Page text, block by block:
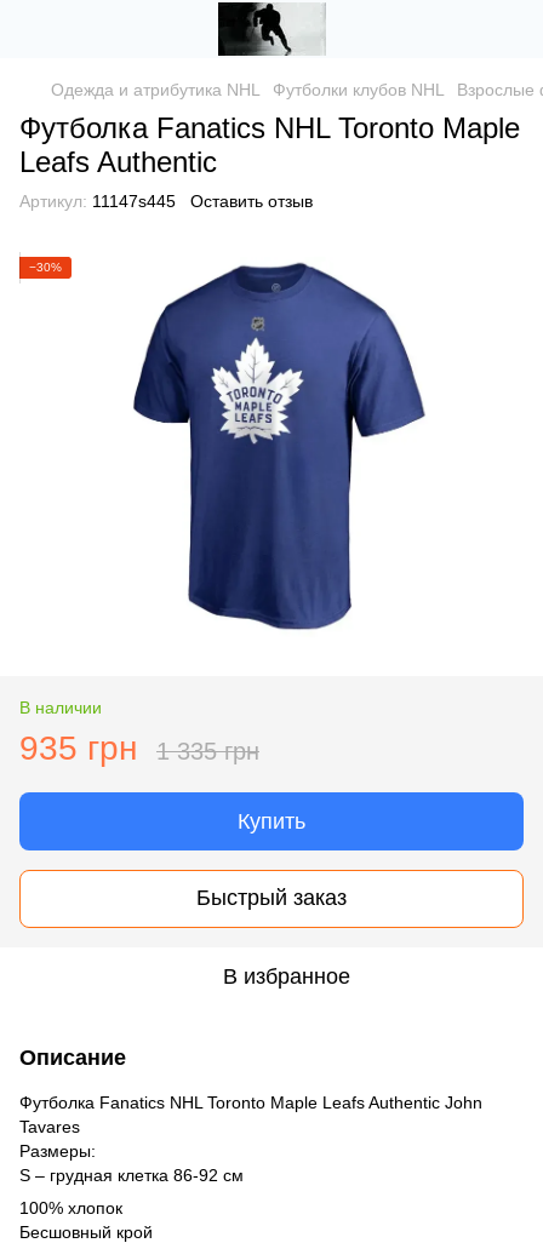
Одежда и атрибутика NHL Футболки клубов NHL Взрослые
Футболка Fanatics NHL Toronto Maple
Leafs Authentic
Артикул: 11147s445 Оставить отзыв
−30%
В наличии
935 грн 1 335 грн
Купить
Быстрый заказ
В избранное
Описание
Футболка Fanatics NHL Toronto Maple Leafs Authentic John
Tavares
Размеры:
S – грудная клетка 86-92 см
100% хлопок
Бесшовный крой